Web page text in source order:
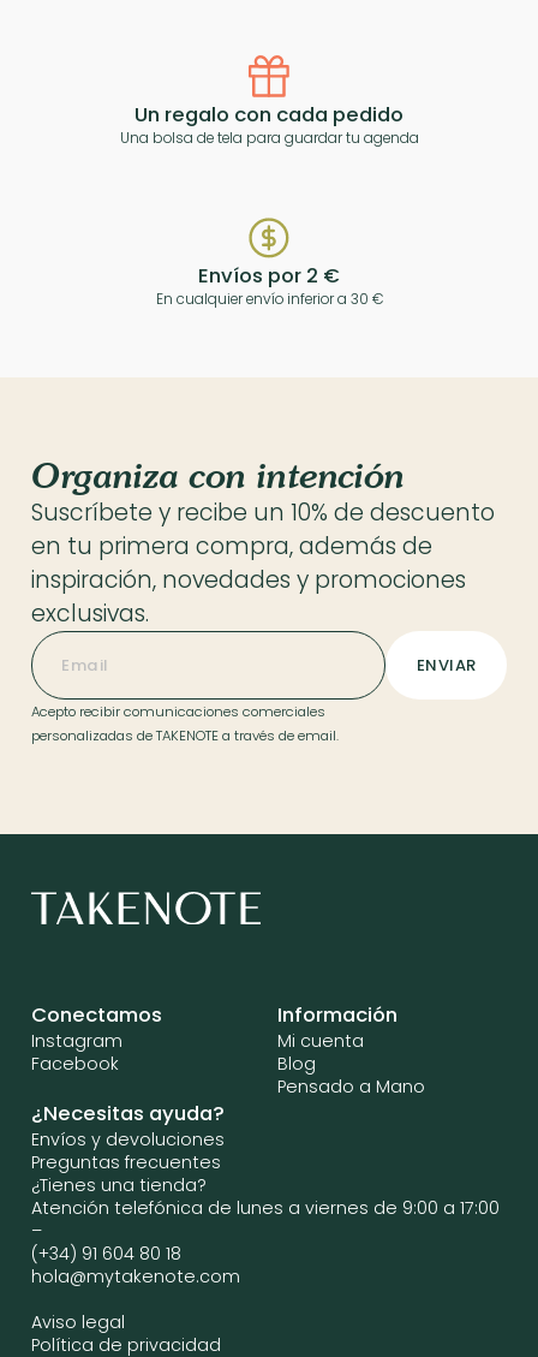
Un regalo con cada pedido
Una bolsa de tela para guardar tu agenda
Envíos por 2 €
En cualquier envío inferior a 30 €
Organiza con intención
Suscríbete y recibe un 10% de descuento
en tu primera compra, además de
inspiración, novedades y promociones
exclusivas.
Acepto recibir comunicaciones comerciales
personalizadas de TAKENOTE a través de email.
Conectamos
Instagram
Facebook
Información
Mi cuenta
Blog
Pensado a Mano
¿Necesitas ayuda?
Envíos y devoluciones
Preguntas frecuentes
¿Tienes una tienda?
Atención telefónica de lunes a viernes de 9:00 a 17:00
–
(+34) 91 604 80 18
hola@mytakenote.com
Aviso legal
Política de privacidad